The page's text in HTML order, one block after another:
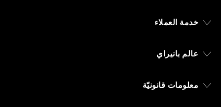
خدمة العملاء
عالم بانيراي
معلومات قانونيّة